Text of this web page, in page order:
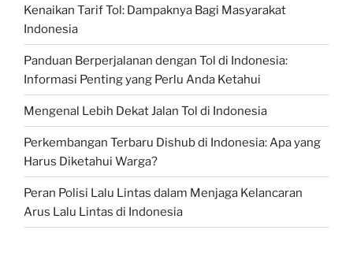
Kenaikan Tarif Tol: Dampaknya Bagi Masyarakat
Indonesia
Panduan Berperjalanan dengan Tol di Indonesia:
Informasi Penting yang Perlu Anda Ketahui
Mengenal Lebih Dekat Jalan Tol di Indonesia
Perkembangan Terbaru Dishub di Indonesia: Apa yang
Harus Diketahui Warga?
Peran Polisi Lalu Lintas dalam Menjaga Kelancaran
Arus Lalu Lintas di Indonesia